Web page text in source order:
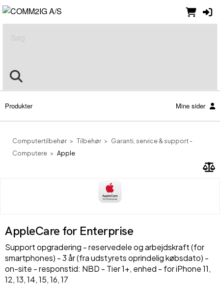
Produkter Mine sider
Computertilbehør Tilbehør
Garanti, service & support -
Computere
Apple
AppleCare for Enterprise
Support opgradering - reservedele og arbejdskraft (for
smartphones) - 3 år (fra udstyrets oprindelig købsdato) -
on-site - responstid: NBD - Tier 1+, enhed - for iPhone 11,
12, 13, 14, 15, 16, 17